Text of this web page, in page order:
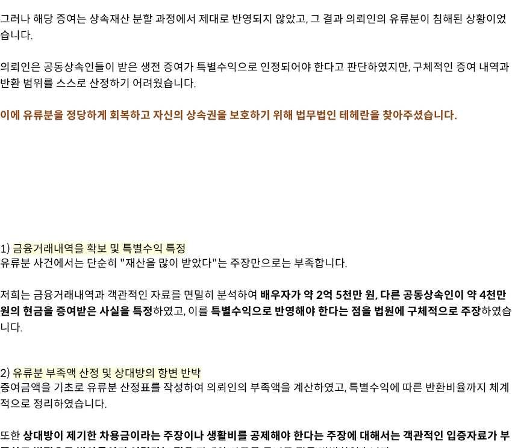
그러나 해당 증여는 상속재산 분할 과정에서 제대로 반영되지 않았고, 그 결과 의뢰인의 유류분이 침해된 상황이었
습니다.
의뢰인은 공동상속인들이 받은 생전 증여가 특별수익으로 인정되어야 한다고 판단하였지만, 구체적인 증여 내역과
반환 범위를 스스로 산정하기 어려웠습니다.
이에 유류분을 정당하게 회복하고 자신의 상속권을 보호하기 위해 법무법인 테헤란을 찾아주셨습니다.
1) 금융거래내역을 확보 및 특별수익 특정
유류분 사건에서는 단순히 "재산을 많이 받았다"는 주장만으로는 부족합니다.
저희는 금융거래내역과 객관적인 자료를 면밀히 분석하여 배우자가 약 2억 5천만 원, 다른 공동상속인이 약 4천만
원의 현금을 증여받은 사실을 특정하였고, 이를 특별수익으로 반영해야 한다는 점을 법원에 구체적으로 주장하였습
니다.
2) 유류분 부족액 산정 및 상대방의 항변 반박
증여금액을 기초로 유류분 산정표를 작성하여 의뢰인의 부족액을 계산하였고, 특별수익에 따른 반환비율까지 체계
적으로 정리하였습니다.
또한 상대방이 제기한 차용금이라는 주장이나 생활비를 공제해야 한다는 주장에 대해서는 객관적인 입증자료가 부